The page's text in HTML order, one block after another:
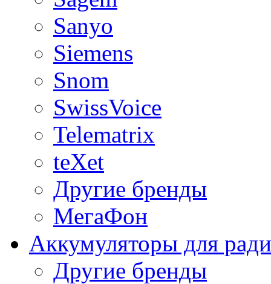
Sanyo
Siemens
Snom
SwissVoice
Telematrix
teXet
Другие бренды
МегаФон
Аккумуляторы для
Другие бренды